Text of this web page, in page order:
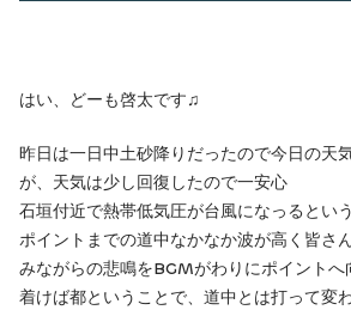
はい、どーも啓太です♫
昨日は一日中土砂降りだったので今日の天
が、天気は少し回復したので一安心
石垣付近で熱帯低気圧が台風になっるとい
ポイントまでの道中なかなか波が高く皆さ
みながらの悲鳴をBGMがわりにポイントへ
着けば都ということで、道中とは打って変